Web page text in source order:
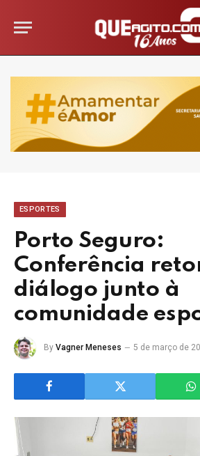
ESPORTES
Porto Seguro:
Conferência
diálogo junto à
comunidade
By Vagner Meneses 5 de março de